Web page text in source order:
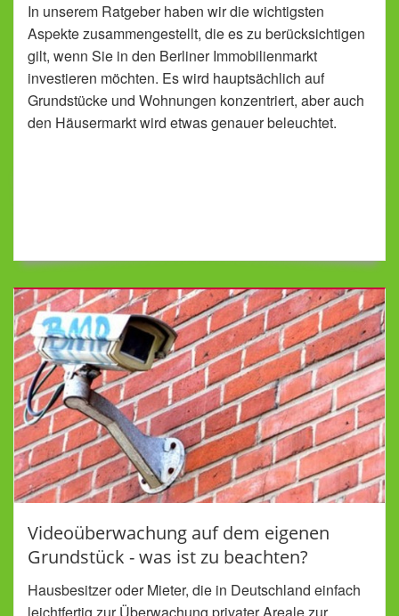
In unserem Ratgeber haben wir die wichtigsten
Aspekte zusammengestellt, die es zu berücksichtigen
gilt, wenn Sie in den Berliner Immobilienmarkt
investieren möchten. Es wird hauptsächlich auf
Grundstücke und Wohnungen konzentriert, aber auch
den Häusermarkt wird etwas genauer beleuchtet.
Videoüberwachung auf dem eigenen
Grundstück - was ist zu beachten?
Hausbesitzer oder Mieter, die in Deutschland einfach